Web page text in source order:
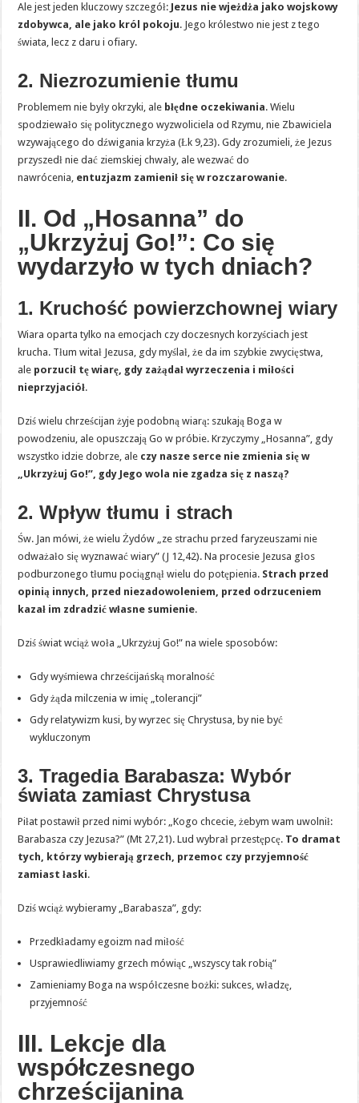
Ale jest jeden kluczowy szczegół: Jezus nie wjeżdża jako wojskowy
zdobywca, ale jako król pokoju. Jego królestwo nie jest z tego
świata, lecz z daru i ofiary.
2. Niezrozumienie tłumu
Problemem nie były okrzyki, ale błędne oczekiwania. Wielu
spodziewało się politycznego wyzwoliciela od Rzymu, nie Zbawiciela
wzywającego do dźwigania krzyża (Łk 9,23). Gdy zrozumieli, że Jezus
przyszedł nie dać ziemskiej chwały, ale wezwać do
nawrócenia, entuzjazm zamienił się w rozczarowanie.
II. Od „Hosanna” do
„Ukrzyżuj Go!”: Co się
wydarzyło w tych dniach?
1. Kruchość powierzchownej wiary
Wiara oparta tylko na emocjach czy doczesnych korzyściach jest
krucha. Tłum witał Jezusa, gdy myślał, że da im szybkie zwycięstwa,
ale porzucił tę wiarę, gdy zażądał wyrzeczenia i miłości
nieprzyjaciół.
Dziś wielu chrześcijan żyje podobną wiarą: szukają Boga w
powodzeniu, ale opuszczają Go w próbie. Krzyczymy „Hosanna”, gdy
wszystko idzie dobrze, ale czy nasze serce nie zmienia się w
„Ukrzyżuj Go!”, gdy Jego wola nie zgadza się z naszą?
2. Wpływ tłumu i strach
Św. Jan mówi, że wielu Żydów „ze strachu przed faryzeuszami nie
odważało się wyznawać wiary” (J 12,42). Na procesie Jezusa głos
podburzonego tłumu pociągnął wielu do potępienia. Strach przed
opinią innych, przed niezadowoleniem, przed odrzuceniem
kazał im zdradzić własne sumienie.
Dziś świat wciąż woła „Ukrzyżuj Go!” na wiele sposobów:
Gdy wyśmiewa chrześcijańską moralność
Gdy żąda milczenia w imię „tolerancji”
Gdy relatywizm kusi, by wyrzec się Chrystusa, by nie być
wykluczonym
3. Tragedia Barabasza: Wybór
świata zamiast Chrystusa
Piłat postawił przed nimi wybór: „Kogo chcecie, żebym wam uwolnił:
Barabasza czy Jezusa?” (Mt 27,21). Lud wybrał przestępcę. To dramat
tych, którzy wybierają grzech, przemoc czy przyjemność
zamiast łaski.
Dziś wciąż wybieramy „Barabasza”, gdy:
Przedkładamy egoizm nad miłość
Usprawiedliwiamy grzech mówiąc „wszyscy tak robią”
Zamieniamy Boga na współczesne bożki: sukces, władzę,
przyjemność
III. Lekcje dla
współczesnego
chrześcijanina